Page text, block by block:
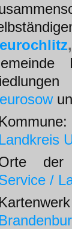
Landkreis
der
/